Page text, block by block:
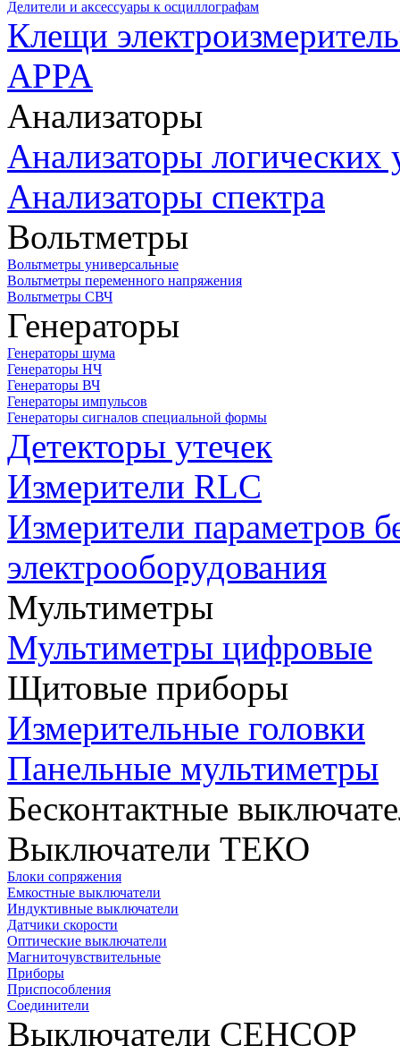
Делители и аксессуары к осциллографам
Клещи
APPA
Анализаторы
Анализаторы логических
Анализаторы спектра
Вольтметры
Вольтметры универсальные
Вольтметры переменного напряжения
Вольтметры СВЧ
Генераторы
Генераторы шума
Генераторы НЧ
Генераторы ВЧ
Генераторы импульсов
Генераторы сигналов специальной формы
Детекторы утечек
Измерители RLC
Измерители параметров
электрооборудования
Мультиметры
Мультиметры цифровые
Щитовые приборы
Измерительные головки
Панельные мультиметры
Бесконтактные
Выключатели ТЕКО
Блоки сопряжения
Емкостные выключатели
Индуктивные выключатели
Датчики скорости
Оптические выключатели
Магниточувствительные
Приборы
Приспособления
Соединители
Выключатели СЕНСОР